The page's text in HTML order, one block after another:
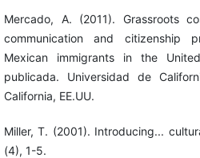
Mercado, A. (2011). Grassroots
communication and citizenship
Mexican immigrants in the
publicada. Universidad de
California, EE.UU.
Miller, T. (2001). Introducing...
(4), 1-5.